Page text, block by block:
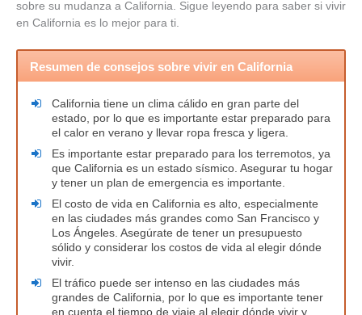
sobre su mudanza a California. Sigue leyendo para saber si vivir
en California es lo mejor para ti.
Resumen de consejos sobre vivir en California
California tiene un clima cálido en gran parte del
estado, por lo que es importante estar preparado para
el calor en verano y llevar ropa fresca y ligera.
Es importante estar preparado para los terremotos, ya
que California es un estado sísmico. Asegurar tu hogar
y tener un plan de emergencia es importante.
El costo de vida en California es alto, especialmente
en las ciudades más grandes como San Francisco y
Los Ángeles. Asegúrate de tener un presupuesto
sólido y considerar los costos de vida al elegir dónde
vivir.
El tráfico puede ser intenso en las ciudades más
grandes de California, por lo que es importante tener
en cuenta el tiempo de viaje al elegir dónde vivir y